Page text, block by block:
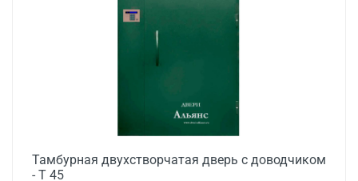
Тамбурная двухстворчатая дверь с доводчиком
- Т 45